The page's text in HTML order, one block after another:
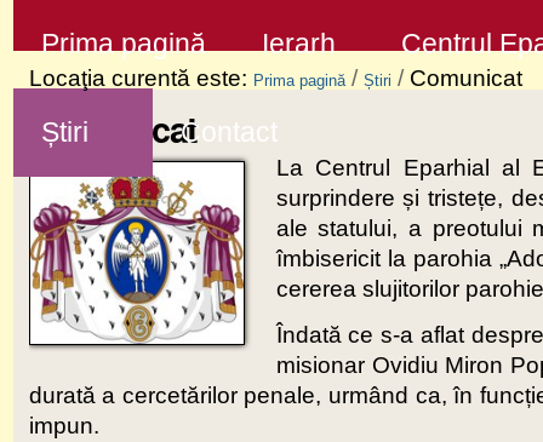
la
conţinut
Sari
la
navigare
Prima pagină Ierarh Centrul
Știri Contact
Locaţia curentă este: Prima pagină / Știri / Comunicat
Comunicat
La Centrul Eparhial al
surprindere și tristețe,
ale statului, a preotului
îmbisericit la parohia
cererea slujitorilor
Îndată ce s-a aflat
misionar Ovidiu Miron
durată a cercetărilor penale, urmând ca, în
impun.